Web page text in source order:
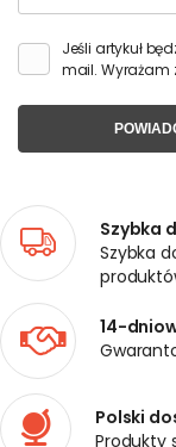
Jeśli artykuł
mail. Wyrażam
Szybka
Szybka
14-
Polski
Produkty